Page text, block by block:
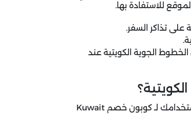
للاستفادة بها.
على تذاكر السفر.
الجوية الكويتية عند
لـ
كوبون خصم Kuwait